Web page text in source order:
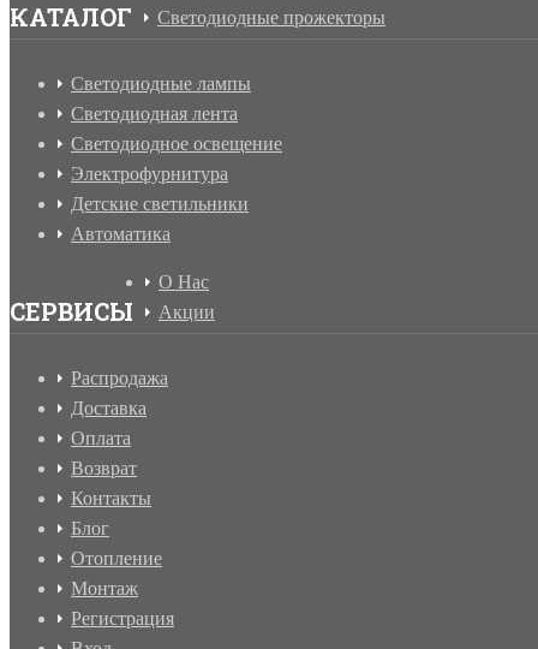
КАТАЛОГ
Светодиодные прожекторы
Светодиодные лампы
Светодиодная лента
Светодиодное освещение
Электрофурнитура
Детские светильники
Автоматика
СЕРВИСЫ
О Нас
Акции
Распродажа
Доставка
Оплата
Возврат
Контакты
Блог
Отопление
Монтаж
Регистрация